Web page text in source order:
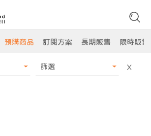
預購商品 訂閱方案 長期販售 限時販售
篩選 X